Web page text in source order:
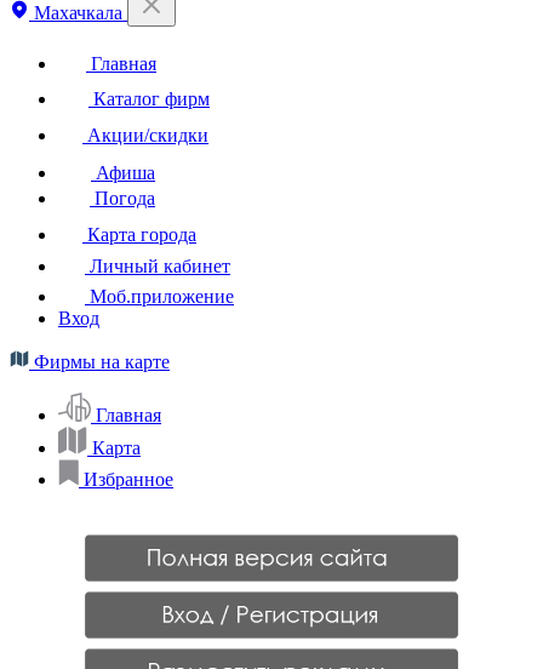
Махачкала
Главная
Каталог фирм
Акции/скидки
Афиша
Погода
Карта города
Личный кабинет
Моб.приложение
Вход
Фирмы на карте
Главная
Карта
Избранное